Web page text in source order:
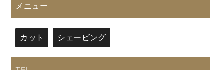
メニュー
カット シェービング